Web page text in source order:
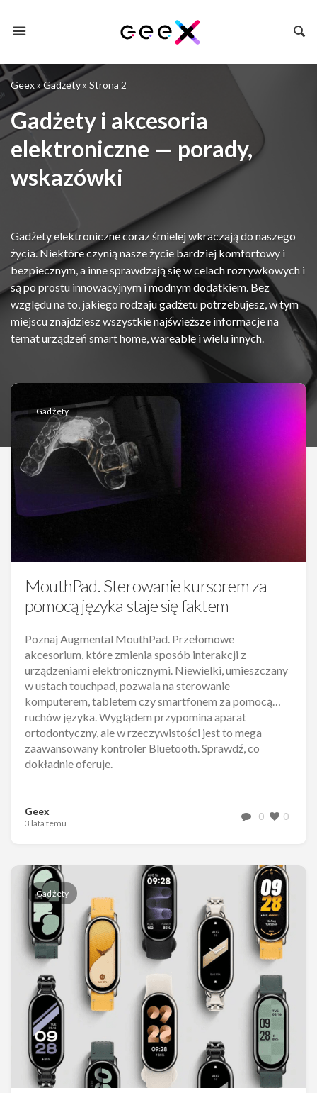
Geex»Gadżety» Strona 2
Gadżety i akcesoria
elektroniczne — porady,
wskazówki
Gadżety elektroniczne coraz śmielej wkraczają do naszego
życia. Niektóre czynią nasze życie bardziej komfortowy i
bezpiecznym, a inne sprawdzają się w celach rozrywkowych i
są po prostu innowacyjnym i modnym dodatkiem. Bez
względu na to, jakiego rodzaju gadżetu potrzebujesz, w tym
miejscu znajdziesz wszystkie najświeższe informacje na
temat urządzeń smart home, wareable i wielu innych.
Gadżety
MouthPad. Sterowanie kursorem za
pomocą języka staje się faktem
Poznaj Augmental MouthPad. Przełomowe
akcesorium, które zmienia sposób interakcji z
urządzeniami elektronicznymi. Niewielki, umieszczany
w ustach touchpad, pozwala na sterowanie
komputerem, tabletem czy smartfonem za pomocą…
ruchów języka. Wyglądem przypomina aparat
ortodontyczny, ale w rzeczywistości jest to mega
zaawansowany kontroler Bluetooth. Sprawdź, co
dokładnie oferuje.
Geex
3 lata temu
0 0
Gadżety